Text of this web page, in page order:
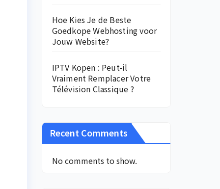
Hoe Kies Je de Beste
Goedkope Webhosting voor
Jouw Website?
IPTV Kopen : Peut-il
Vraiment Remplacer Votre
Télévision Classique ?
Recent Comments
No comments to show.